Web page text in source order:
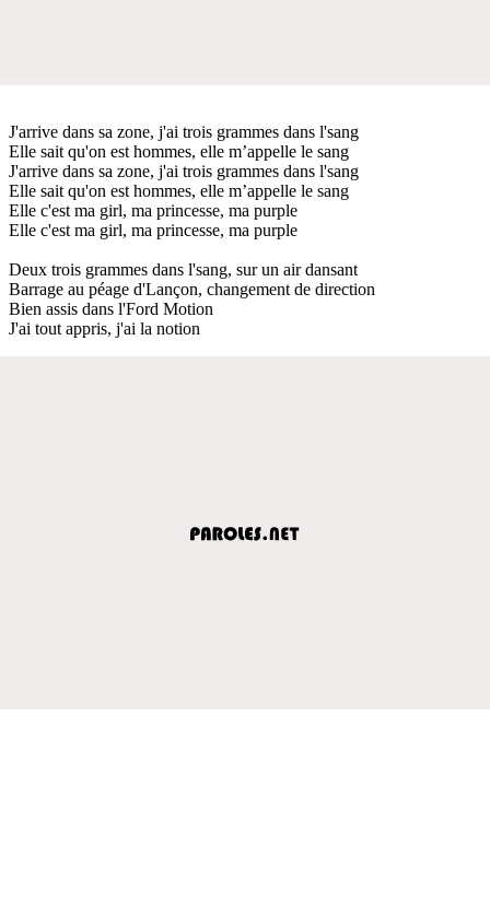
J'arrive dans sa zone, j'ai trois grammes dans l'sang
Elle sait qu'on est hommes, elle m’appelle le sang
J'arrive dans sa zone, j'ai trois grammes dans l'sang
Elle sait qu'on est hommes, elle m’appelle le sang
Elle c'est ma girl, ma princesse, ma purple
Elle c'est ma girl, ma princesse, ma purple
Deux trois grammes dans l'sang, sur un air dansant
Barrage au péage d'Lançon, changement de direction
Bien assis dans l'Ford Motion
J'ai tout appris, j'ai la notion